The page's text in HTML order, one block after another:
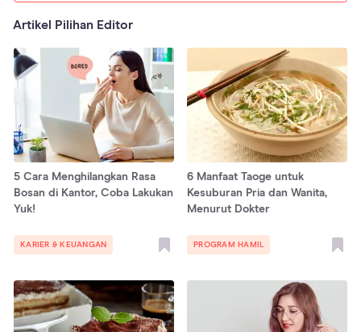
Artikel Pilihan Editor
5 Cara Menghilangkan Rasa
Bosan di Kantor, Coba Lakukan
Yuk!
KARIER & KEUANGAN
6 Manfaat Taoge untuk
Kesuburan Pria dan Wanita,
Menurut Dokter
PROGRAM HAMIL